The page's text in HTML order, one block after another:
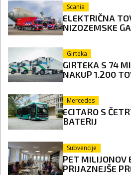
Scania
ELEKTRIČNA
NIZOZEMSKE
Girteka
GIRTEKA S 74
NAKUP 1.200
Mercedes
ECITARO S
BATERIJ
Subvencije
PET MILIJONOV
PRIJAZNEJŠE